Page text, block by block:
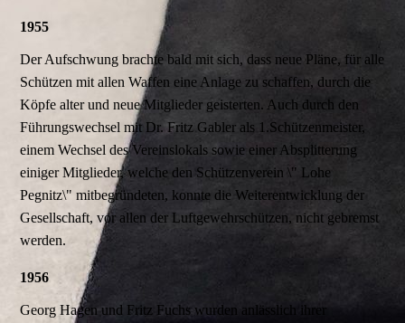
1955
Der Aufschwung brachte bald mit sich, dass neue Pläne, für alle
Schützen mit allen Waffen eine Anlage zu schaffen, durch die
Köpfe alter und neue Mitglieder geisterten. Auch durch den
Führungswechsel mit Dr. Fritz Gabler als 1.Schützenmeister,
einem Wechsel des Vereinslokals sowie einer Absplitterung
einiger Mitglieder, welche den Schützenverein \" Lohe
Pegnitz\" mitbegründeten, konnte die Weiterentwicklung der
Gesellschaft, vor allen der Luftgewehrschützen, nicht gebremst
werden.
1956
Georg Hagen und Fritz Fuchs wurden anlässlich ihrer